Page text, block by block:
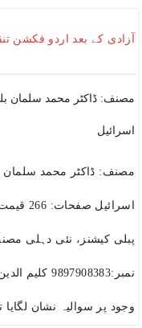
آزادی کے بعد اردو فکشن
مصنف: ڈاکٹر محمد سلمان
اسرائیل
مصنف: ڈاکٹر محمد سلمان
پبلی کیشنز، نئی دہلی
وجود پر سوالیہ نشان لگایا